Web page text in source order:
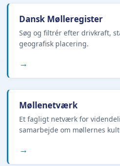
Dansk Mølleregister
Søg og filtrér efter drivkraft,
geografisk placering.
→
Møllenetværk
Et fagligt netværk for
samarbejde om møllernes
→